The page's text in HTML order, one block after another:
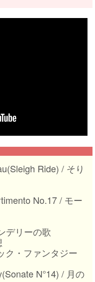
Ride) / そり
No.17 / モー
デリーの歌
ク・ファンタジー
N°14) / 月の